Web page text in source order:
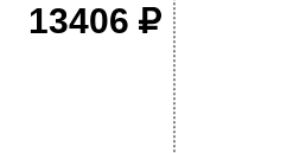
13406